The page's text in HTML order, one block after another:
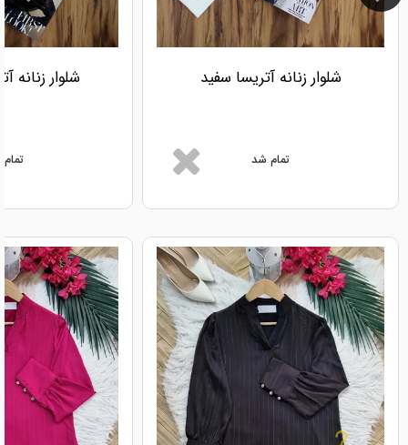
شلوار زنانه آتریسا سفید
تمام شد
شلوار زنانه